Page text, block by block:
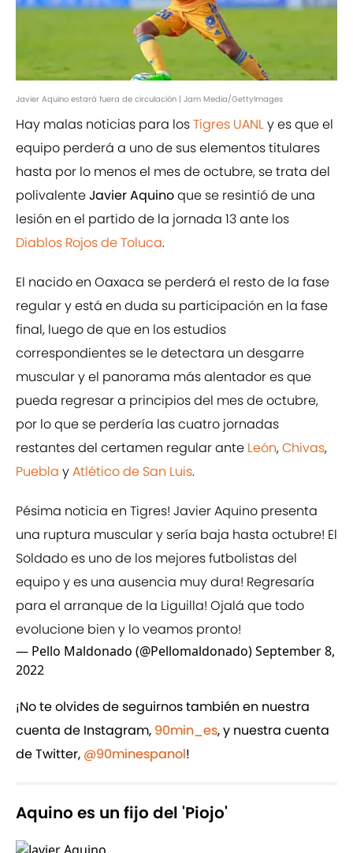
Javier Aquino estará fuera de circulación | Jam Media/GettyImages
Hay malas noticias para losTigres UANLy es que el
equipo perderá a uno de sus elementos titulares
hasta por lo menos el mes de octubre, se trata del
polivalenteJavier Aquinoque se resintió de una
lesión en el partido de la jornada 13 ante los
Diablos Rojos de Toluca.
El nacido en Oaxaca se perderá el resto de la fase
regular y está en duda su participación en la fase
final, luego de que en los estudios
correspondientes se le detectara un desgarre
muscular y el panorama más alentador es que
pueda regresar a principios del mes de octubre,
por lo que se perdería las cuatro jornadas
restantes del certamen regular ante León,Chivas,
Puebla yAtlético de San Luis.
Pésima noticia en Tigres! Javier Aquino presenta
una ruptura muscular y sería baja hasta octubre! El
Soldado es uno de los mejores futbolistas del
equipo y es una ausencia muy dura! Regresaría
para el arranque de la Liguilla! Ojalá que todo
evolucione bien y lo veamos pronto!
— Pello Maldonado (@Pellomaldonado)September 8,
2022
¡No te olvides de seguirnos también en nuestra
cuenta de Instagram, 90min_es, y nuestra cuenta
de Twitter, @90minespanol!
Aquino es un fijo del 'Piojo'